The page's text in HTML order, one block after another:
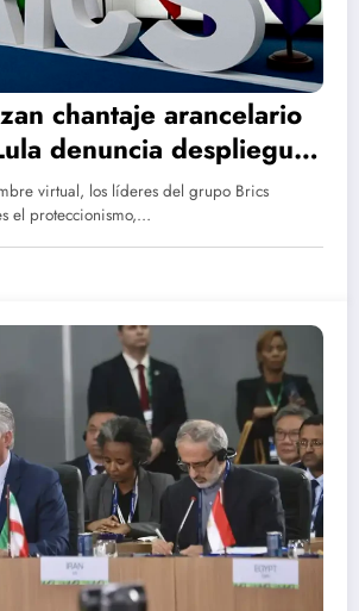
chantaje arancelario
denuncia despliegue
Caribe
virtual, los líderes del grupo Brics
el proteccionismo,…